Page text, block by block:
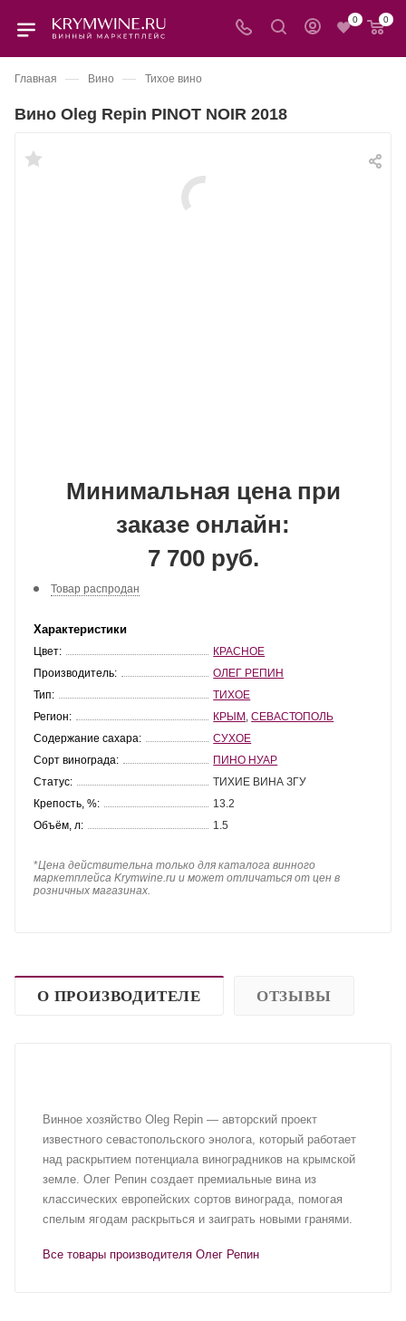
0 0
Главная — Вино — Тихое вино
Вино Oleg Repin PINOT NOIR 2018
Минимальная цена при
заказе онлайн:
7 700 руб.
Товар распродан
Характеристики
Цвет:
КРАСНОЕ
Производитель:
ОЛЕГ РЕПИН
Тип:
ТИХОЕ
Регион:
КРЫМ ,СЕВАСТОПОЛЬ
Содержание сахара:
СУХОЕ
Сорт винограда:
ПИНО НУАР
Статус:
ТИХИЕ ВИНА ЗГУ
Крепость, %:
13.2
Объём, л:
1.5
*Цена действительна только для каталога винного
маркетплейса Krymwine.ru и может отличаться от цен в
розничных магазинах.
О ПРОИЗВОДИТЕЛЕ ОТЗЫВЫ
Винное хозяйство Oleg Repin — авторский проект
известного севастопольского энолога, который работает
над раскрытием потенциала виноградников на крымской
земле. Олег Репин создает премиальные вина из
классических европейских сортов винограда, помогая
спелым ягодам раскрыться и заиграть новыми гранями.
Все товары производителя Олег Репин